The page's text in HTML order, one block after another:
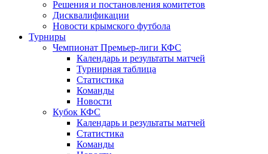
Решения и постановления комитетов
Дисквалификации
Новости крымского футбола
Турниры
Чемпионат Премьер-лиги КФС
Календарь и результаты матчей
Турнирная таблица
Статистика
Команды
Новости
Кубок КФС
Календарь и результаты матчей
Статистика
Команды